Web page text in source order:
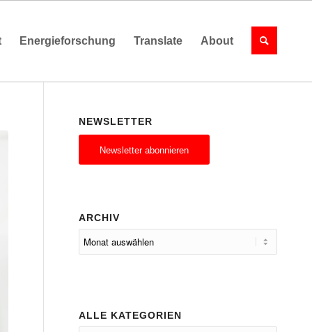
Energieforschung Translate About
NEWSLETTER
Newsletter abonnieren
ARCHIV
ALLE KATEGORIEN